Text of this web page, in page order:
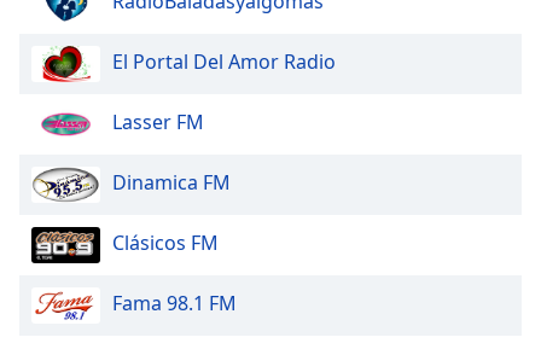
El Portal Del Amor Radio
Lasser FM
Dinamica FM
Clásicos FM
Fama 98.1 FM